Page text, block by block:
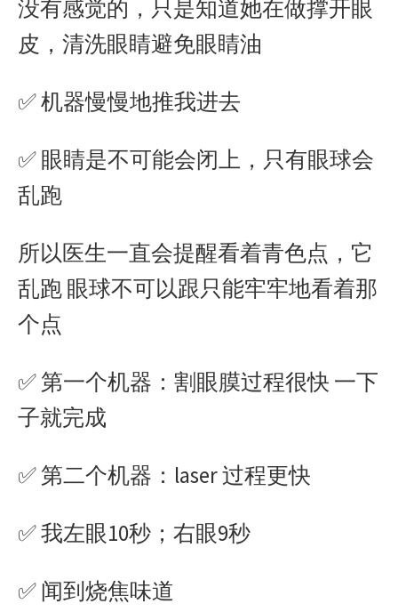
没有感觉的，只是知道她在做撑开眼
皮，清洗眼睛避免眼睛油
✅ 机器慢慢地推我进去
✅ 眼睛是不可能会闭上，只有眼球会
乱跑
所以医生一直会提醒看着青色点，它
乱跑 眼球不可以跟只能牢牢地看着那
个点
✅ 第一个机器：割眼膜过程很快 一下
子就完成
✅ 第二个机器：laser 过程更快
✅ 我左眼10秒；右眼9秒
✅ 闻到烧焦味道